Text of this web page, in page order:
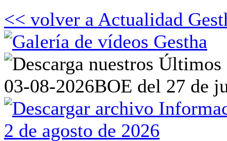
<< volver a Actualidad
03-08-2026BOE del 27 de